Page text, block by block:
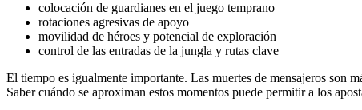
colocación de guardianes en el juego temprano
rotaciones agresivas de apoyo
movilidad de héroes y potencial de exploración
control de las entradas de la jungla y rutas clave
El tiempo es igualmente importante. Las muertes de mensajeros son
Saber cuándo se aproximan estos momentos puede permitir a los